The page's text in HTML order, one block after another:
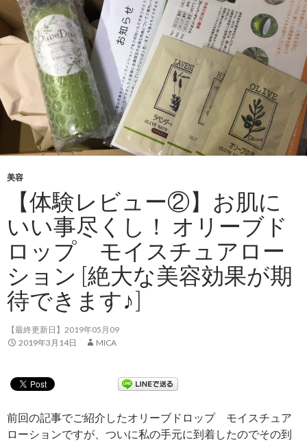
美容
【体験レビュー②】お肌に
いい事尽くし！ オリーブド
ロップ モイスチュアロー
ション [絶大な美容効果が期
待できます♪]
【最終更新日】2019年05月09
2019年3月14日
MICA
前回の記事でご紹介したオリーブドロップ モイスチュア
ローションですが、ついに私の手元に到着したのでその到